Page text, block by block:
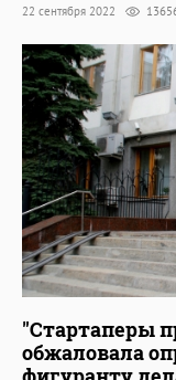
22 сентября 2022
"Стартаперы
обжаловала